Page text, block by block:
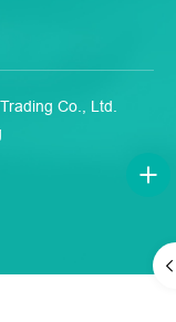
Co., Ltd.